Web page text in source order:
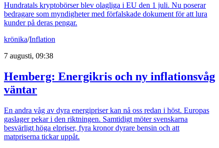
Hundratals kryptobörser blev olagliga i EU den 1 juli. Nu poserar
bedragare som myndigheter med förfalskade dokument för att lura
kunder på deras pengar.
krönika/Inflation
7 augusti, 09:38
Hemberg: Energikris och ny inflationsvåg
väntar
En andra våg av dyra energipriser kan nå oss redan i höst. Europas
gaslager pekar i den riktningen. Samtidigt möter svenskarna
besvärligt höga elpriser, fyra kronor dyrare bensin och att
matpriserna tickar uppåt.